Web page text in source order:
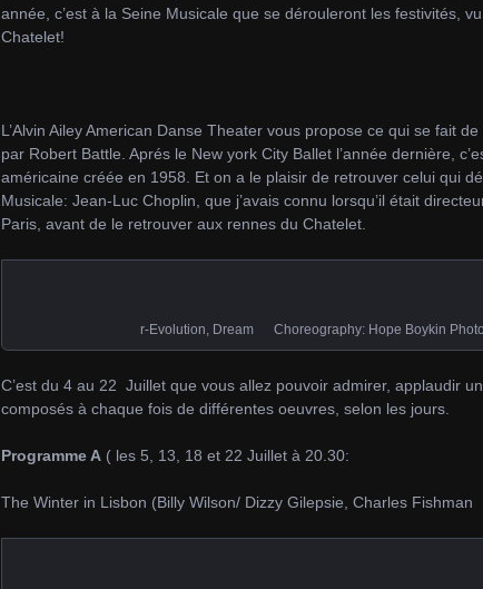
année, c’est à la Seine Musicale que se dérouleront les festivités,
Chatelet!
L’Alvin Ailey American Danse Theater vous propose ce qui se fait
par Robert Battle. Aprés le New york City Ballet l’année dernière,
américaine créée en 1958. Et on a le plaisir de retrouver celui qui
Musicale: Jean-Luc Choplin, que j’avais connu lorsqu’il était
Paris, avant de le retrouver aux rennes du Chatelet.
r-Evolution, Dream Choreography: Hope Boykin
C’est du 4 au 22 Juillet que vous allez pouvoir admirer, applaudir
composés à chaque fois de différentes oeuvres, selon les jours.
Programme A ( les 5, 13, 18 et 22 Juillet à 20.30:
The Winter in Lisbon (Billy Wilson/ Dizzy Gilepsie, Charles Fishman